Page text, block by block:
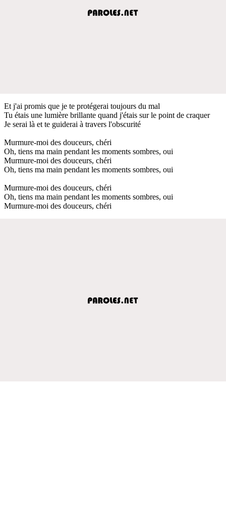
Et j'ai promis que je te protégerai toujours du mal
Tu étais une lumière brillante quand j'étais sur le point de craquer
Je serai là et te guiderai à travers l'obscurité
Murmure-moi des douceurs, chéri
Oh, tiens ma main pendant les moments sombres, oui
Murmure-moi des douceurs, chéri
Oh, tiens ma main pendant les moments sombres, oui
Murmure-moi des douceurs, chéri
Oh, tiens ma main pendant les moments sombres, oui
Murmure-moi des douceurs, chéri